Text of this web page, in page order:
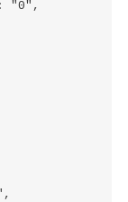
"0",